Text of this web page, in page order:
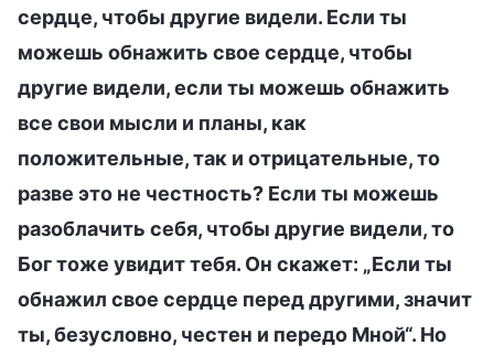
сердце, чтобы другие видели. Если ты
можешь обнажить свое сердце, чтобы
другие видели, если ты можешь обнажить
все свои мысли и планы, как
положительные, так и отрицательные, то
разве это не честность? Если ты можешь
разоблачить себя, чтобы другие видели, то
Бог тоже увидит тебя. Он скажет: „Если ты
обнажил свое сердце перед другими, значит
ты, безусловно, честен и передо Мной“. Но